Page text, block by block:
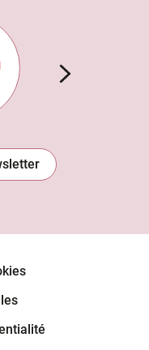
européenne